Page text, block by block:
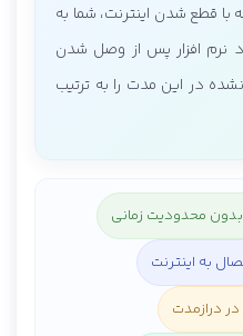
با قطع شدن اینترنت، شما به
نرم افزار پس از وصل شدن
در این مدت را به ترتیب
محدودیت زمانی
به اینترنت
درازمدت